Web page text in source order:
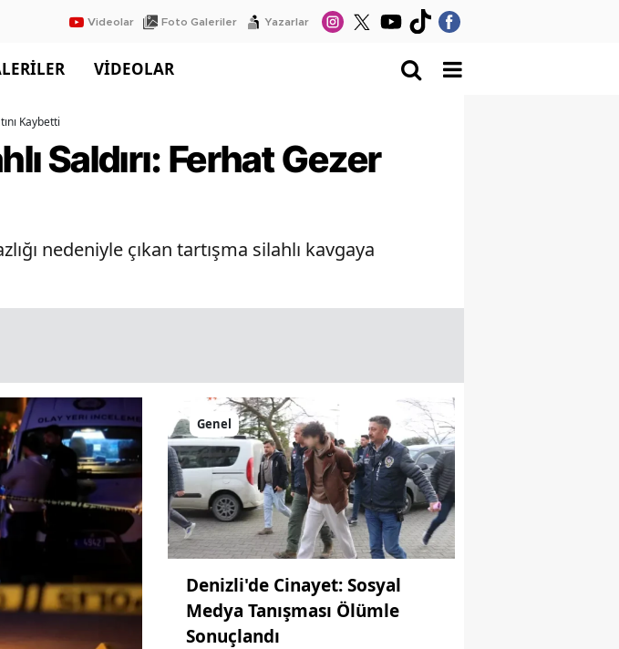
Videolar Foto Galeriler Yazarlar
VİDEOLAR
Kaybetti
Saldırı: Ferhat Gezer
nedeniyle çıkan tartışma silahlı kavgaya
Genel
Denizli'de Cinayet: Sosyal
Medya Tanışması Ölümle
Sonuçlandı